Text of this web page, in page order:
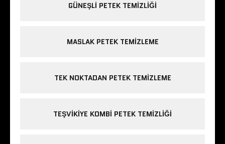
GÜNEŞLI PETEK TEMIZLIĞI
MASLAK PETEK TEMIZLEME
TEK NOKTADAN PETEK TEMIZLEME
TEŞVIKIYE KOMBI PETEK TEMIZLIĞI